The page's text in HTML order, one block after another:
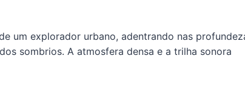
um explorador urbano, adentrando nas
sombrios. A atmosfera densa e a trilha sonora